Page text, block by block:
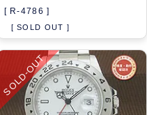
[ R-4786 ]
[ SOLD OUT ]
SOLD-OUT